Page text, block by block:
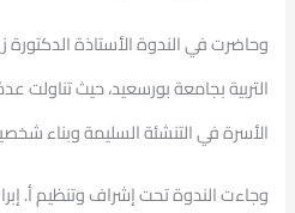
وحاضرت في الندوة الأستاذة
التربية بجامعة بورسعيد، حيث تناولت
الأسرة في التنشئة السليمة وبناء
وجاءت الندوة تحت إشراف وتنظيم أ.